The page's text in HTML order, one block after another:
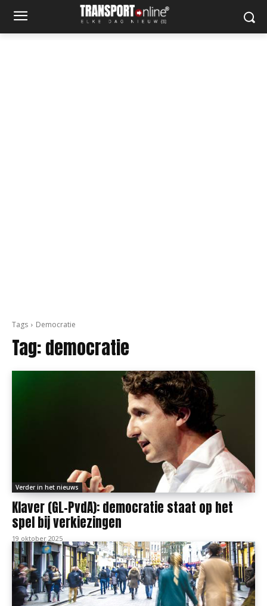
Tags Democratie
Tag:democratie
Verder in het nieuws
Klaver (GL-PvdA): democratie staat op het
spel bij verkiezingen
19 oktober 2025